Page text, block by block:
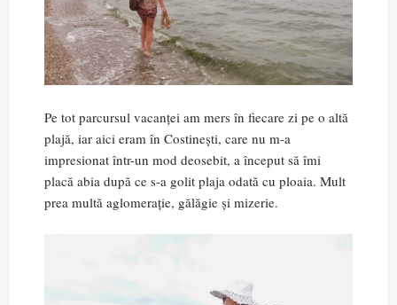
Pe tot parcursul vacanței am mers în fiecare zi pe o altă
plajă, iar aici eram în Costinești, care nu m-a
impresionat într-un mod deosebit, a început să îmi
placă abia după ce s-a golit plaja odată cu ploaia. Mult
prea multă aglomerație, gălăgie și mizerie.